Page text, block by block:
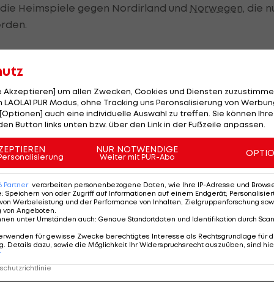
Heimspiele gegen Nordirland und Norwegen, die
den Oktober- und November-Matches ein
League-Auftakt erfolgt für die Truppe von
inNorwegenund am 7. September daheim gegen
Uhr, die Austragungsorte werden zu einem
Akzeptieren] um allen Zwecken, Cookies und Diensten
PUR Modus, ohne Tracking uns Peronsalisierung von
auch eine individuelle Auswahl zu treffen. Sie können
Button links unten bzw. über den Link in der Fußzeile anpassen.
NUR NOTWENDIGE
Weiter mit PUR-Abo
Partner verarbeiten personenbezogene Daten, wie Ihre IP-Adresse und
: Speichern von oder Zugriff auf Informationen auf einem Endgerät;
Werbeleistung und der Performance von Inhalten, Zielgruppenforschung
von Angeboten
unter Umständen auch: Genaue Standortdaten und Identifikation durch
für gewisse Zwecke berechtigtes Interesse als Rechtsgrundlage für
Details dazu, sowie die Möglichkeit Ihr Widerspruchsrecht auszuüben, sind